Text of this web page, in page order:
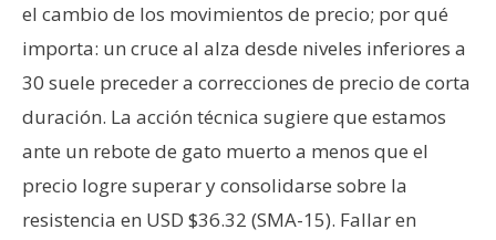
el cambio de los movimientos de precio; por qué
importa: un cruce al alza desde niveles inferiores a
30 suele preceder a correcciones de precio de corta
duración. La acción técnica sugiere que estamos
ante un rebote de gato muerto a menos que el
precio logre superar y consolidarse sobre la
resistencia en USD $36.32 (SMA-15). Fallar en